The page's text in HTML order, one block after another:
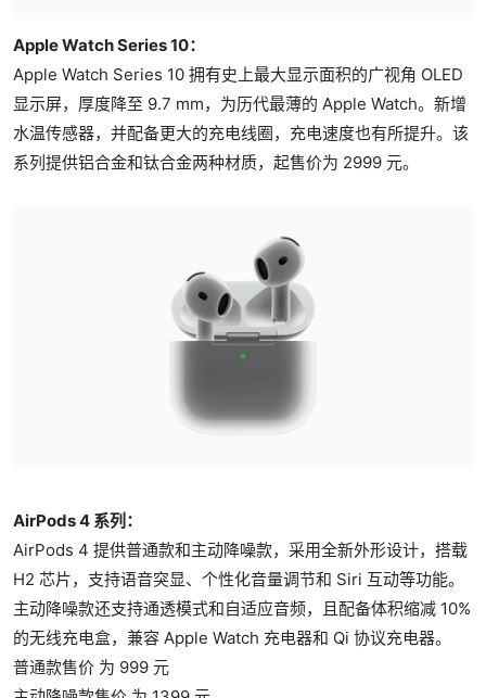
Apple Watch Series 10：
Apple Watch Series 10 拥有史上最大显示面积的广视角 OLED
显示屏，厚度降至 9.7 mm，为历代最薄的 Apple Watch。新增
水温传感器，并配备更大的充电线圈，充电速度也有所提升。该
系列提供铝合金和钛合金两种材质，起售价为 2999 元。
AirPods 4 系列：
AirPods 4 提供普通款和主动降噪款，采用全新外形设计，搭载
H2 芯片，支持语音突显、个性化音量调节和 Siri 互动等功能。
主动降噪款还支持通透模式和自适应音频，且配备体积缩减 10%
的无线充电盒，兼容 Apple Watch 充电器和 Qi 协议充电器。
普通款售价 为 999 元